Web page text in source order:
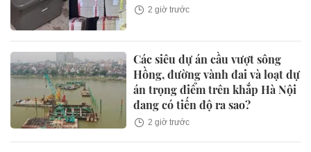
2 giờ trước
Các siêu dự án cầu vượt sông
Hồng, đường vành đai và loạt dự
án trọng điểm trên khắp Hà Nội
đang có tiến độ ra sao?
2 giờ trước